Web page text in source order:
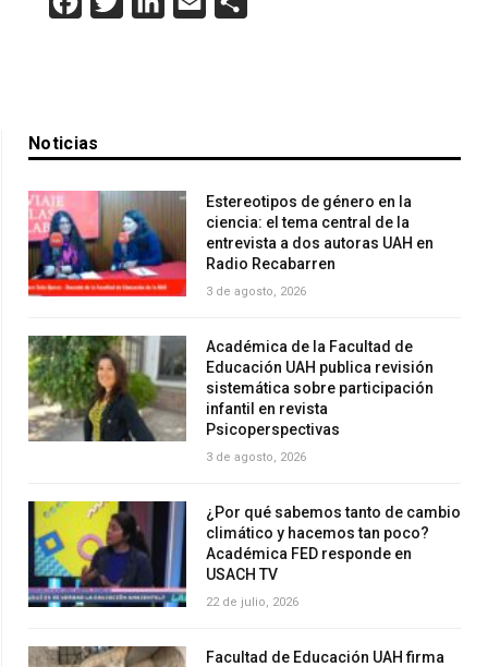
Noticias
Estereotipos de género en la
ciencia: el tema central de la
entrevista a dos autoras UAH en
Radio Recabarren
3 de agosto, 2026
Académica de la Facultad de
Educación UAH publica revisión
sistemática sobre participación
infantil en revista
Psicoperspectivas
3 de agosto, 2026
¿Por qué sabemos tanto de cambio
climático y hacemos tan poco?
Académica FED responde en
USACH TV
22 de julio, 2026
Facultad de Educación UAH firma